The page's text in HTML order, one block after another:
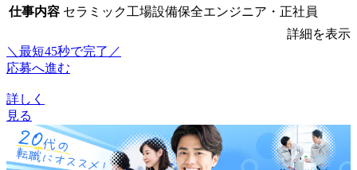
仕事内容 セラミック工場設備保全エンジニア・正社員
詳細を表示
＼最短45秒で完了／
応募へ進む
詳しく
見る